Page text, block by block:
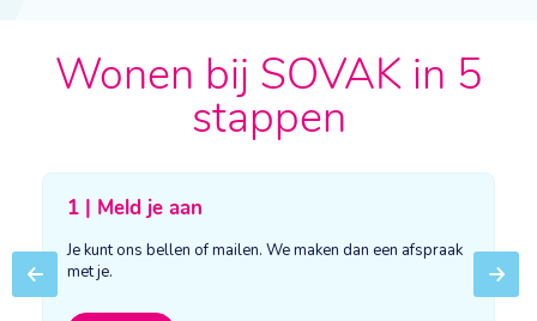
Wonen bij SOVAK in 5
stappen
Previous
1 | Meld je aan
Je kunt ons bellen of mailen. We maken dan een afspraak
met je.
Next